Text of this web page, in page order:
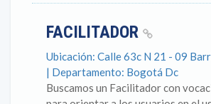
FACILITADOR
Ubicación: Calle 63c N 21 - 09
| Departamento: Bogotá Dc
Buscamos un Facilitador con